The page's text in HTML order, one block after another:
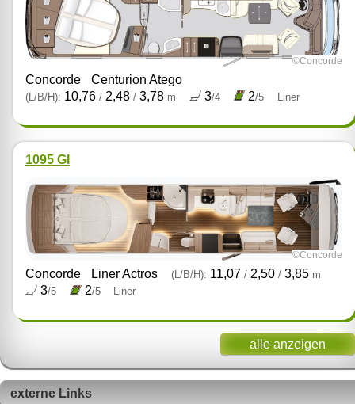
©Concorde
Concorde Centurion Atego
(L/B/H): 10,76 / 2,48 / 3,78 m 3/4 2/5 Liner
1095 GI
©Concorde
Concorde Liner Actros (L/B/H): 11,07 /2,50 /3,85 m
3/5 2/5 Liner
alle anzeigen
externe Links